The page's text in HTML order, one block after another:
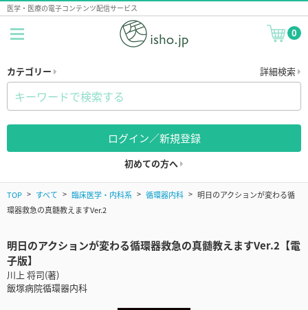
医学・医療の電子コンテンツ配信サービス
0
カテゴリー 詳細検索
ログイン／新規登録
初めての方へ
TOP すべて 臨床医学・内科系 循環器内科
明日のアクションが変わる循
環器救急の真髄教えますVer.2
明日のアクションが変わる循環器救急の真髄教えますVer.2【電
子版】
川上 将司(著)
飯塚病院循環器内科